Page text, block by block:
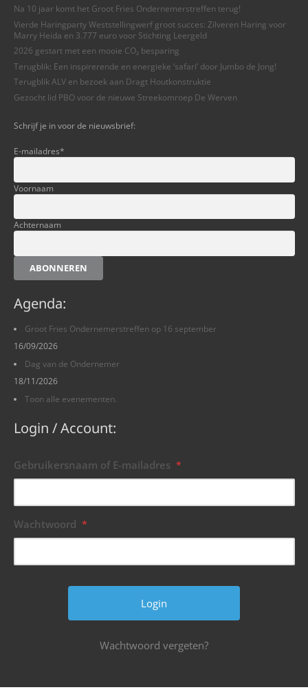
Na 10 jaar komt het Groot Fries Ondernemerstreffen terug!
Vierde Haringparty Weststellingwerf groot succes: Zilveren Haring voor
Marry Heida en 3.777 euro voor Stichting Leergeld
2026 gestart met een mooie CO₂ besparing
Terugblik: Een inspirerende en energieke ‘safari’ door Jumbo de Jong!
Terugblik ALV en bezoek aan Dragt Houtkonstruktie
Gezocht lid PBO voor de nieuwe Streekomroep De Werven
Schrijf je in voor de nieuwsbrief:
E-mailadres*
Voornaam
Achternaam
ABONNEREN
Agenda:
Groot Fries Ondernemerstreffen op 16 september
16/09/2026
Dag van de Ondernemer
18/11/2026
Toon alle evenementen.
Login / Account:
Gebruikersnaam of E-mailadres *
Wachtwoord *
Wachtwoord vergeten?